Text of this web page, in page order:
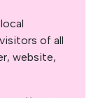
of all
website,